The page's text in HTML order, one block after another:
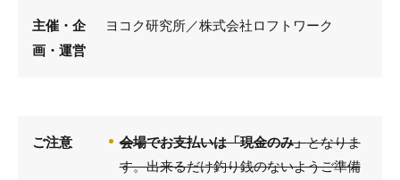
主催・企
画・運営
ヨコク研究所／株式会社ロフトワーク
ご注意 会場でお支払いは「現金のみ」となりま
す。出来るだけ釣り銭のないようご準備